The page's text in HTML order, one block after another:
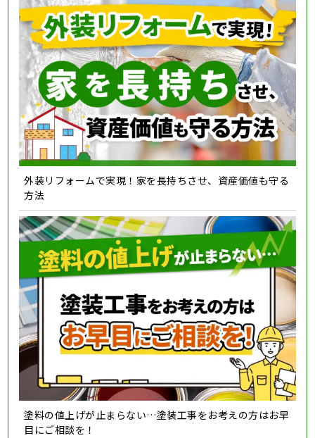
外装リフォームで実現！家を長持ちさせ、資産価値も守る
方法
塗料の値上げが止まらない…塗装工事をお考えの方はお早
目にご相談を！